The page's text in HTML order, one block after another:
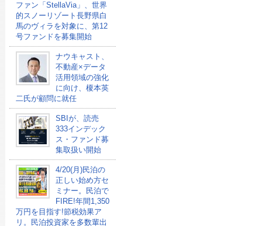
ファン「StellaVia」、世界
的スノーリゾート長野県白
馬のヴィラを対象に、第12
号ファンドを募集開始
ナウキャスト、
不動産×データ
活用領域の強化
に向け、榎本英
二氏が顧問に就任
SBIが、読売
333インデック
ス・ファンド募
集取扱い開始
4/20(月)民泊の
正しい始め方セ
ミナー。民泊で
FIRE!年間1,350
万円を目指す!節税効果ア
リ。民泊投資家を多数輩出